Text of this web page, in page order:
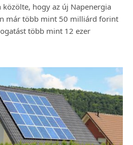
közölte, hogy az új Napenergia
már több mint 50 milliárd forint
több mint 12 ezer